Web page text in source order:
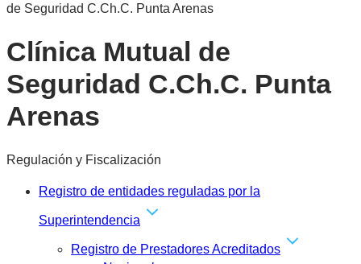
de Seguridad C.Ch.C. Punta Arenas
Clínica Mutual de
Seguridad C.Ch.C. Punta
Arenas
Regulación y Fiscalización
Registro de entidades reguladas por la
Superintendencia
Registro de Prestadores Acreditados